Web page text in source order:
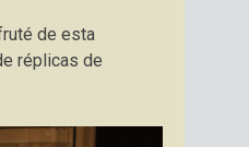
de esta
réplicas de